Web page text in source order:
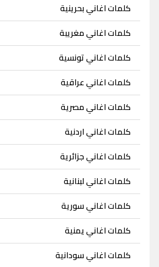
كلمات اغاني بحرينية
كلمات اغاني مغريبة
كلمات اغاني تونسية
كلمات اغاني عراقية
كلمات اغاني مصرية
كلمات اغاني اردنية
كلمات اغاني جزائرية
كلمات اغاني لبنانية
كلمات اغاني سورية
كلمات اغاني يمنية
كلمات اغاني سودانية